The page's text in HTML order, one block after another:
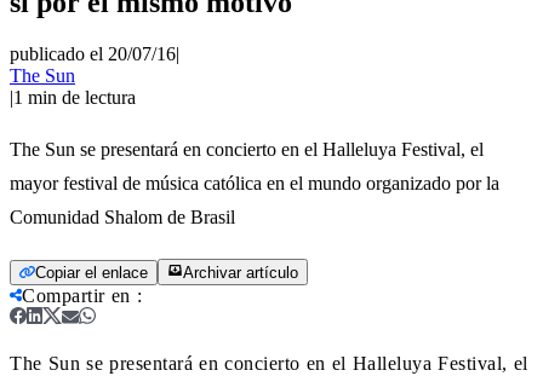
publicado el 20/07/16|
The Sun
|1 min de lectura
The Sun se presentará en concierto en el Halleluya Festival, el
mayor festival de música católica en el mundo organizado por la
Comunidad Shalom de Brasil
Copiar el enlace Archivar artículo
Compartir en :
The Sun se presentará en concierto en el Halleluya Festival, el